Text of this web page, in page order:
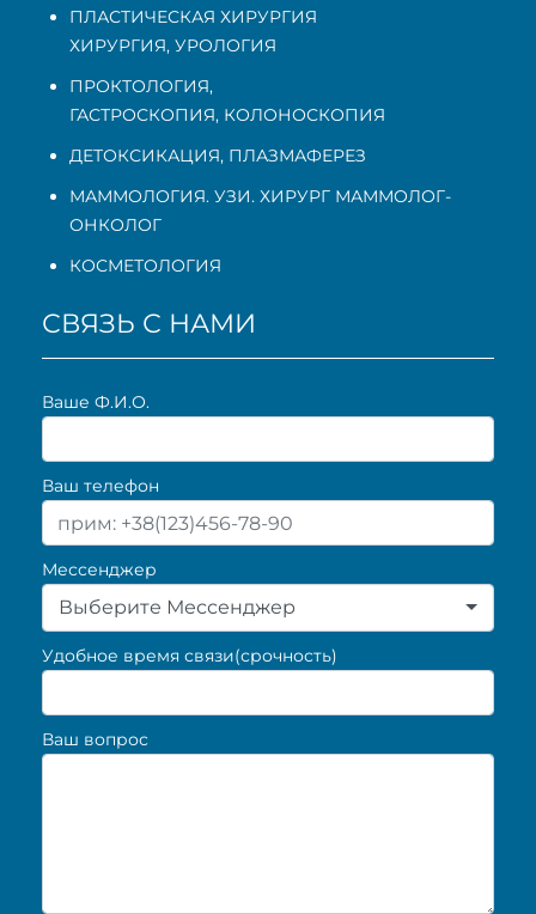
ПЛАСТИЧЕСКАЯ ХИРУРГИЯ
ХИРУРГИЯ, УРОЛОГИЯ
ПРОКТОЛОГИЯ,
ГАСТРОСКОПИЯ, КОЛОНОСКОПИЯ
ДЕТОКСИКАЦИЯ, ПЛАЗМАФЕРЕЗ
МАММОЛОГИЯ. УЗИ. ХИРУРГ МАММОЛОГ-
ОНКОЛОГ
КОСМЕТОЛОГИЯ
СВЯЗЬ С НАМИ
Ваше Ф.И.О.
Ваш телефон
Мессенджер
Выберите Мессенджер
Удобное время связи(срочность)
Ваш вопрос